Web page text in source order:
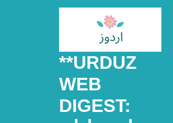
**URDUZ
WEB
DIGEST: